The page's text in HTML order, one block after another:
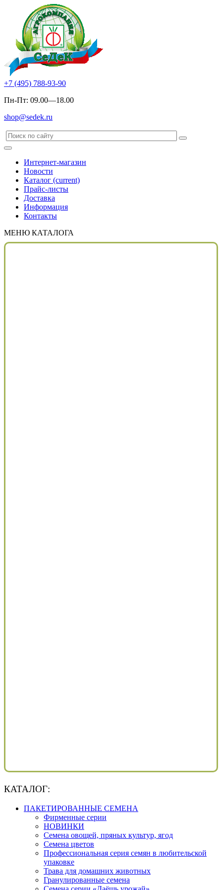
+7 (495) 788-93-90
Пн-Пт: 09.00—18.00
shop@sedek.ru
Интернет-магазин
Новости
Каталог (current)
Прайс-листы
Доставка
Информация
Контакты
МЕНЮ КАТАЛОГА
КАТАЛОГ:
ПАКЕТИРОВАННЫЕ СЕМЕНА
Фирменные серии
НОВИНКИ
Семена овощей, пряных культур, ягод
Семена цветов
Профессиональная серия семян в любительской
упаковке
Трава для домашних животных
Гранулированные семена